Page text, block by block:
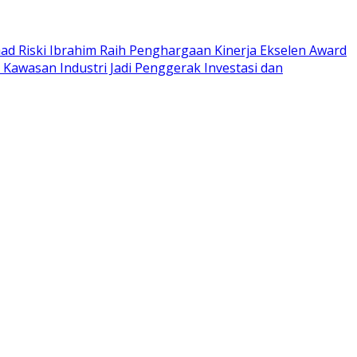
Riski Ibrahim Raih Penghargaan Kinerja Ekselen Award
Industri Jadi Penggerak Investasi dan